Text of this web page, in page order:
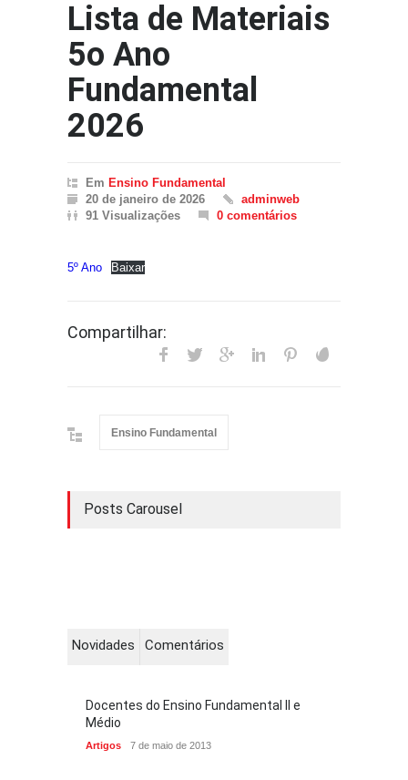
Lista de Materiais
5o Ano
Fundamental
2026
Em Ensino Fundamental
20 de janeiro de 2026
adminweb
91 Visualizações
0 comentários
5º Ano Baixar
Compartilhar:
Ensino Fundamental
Posts Carousel
Novidades Comentários
Docentes do Ensino Fundamental II e
Médio
Artigos 7 de maio de 2013